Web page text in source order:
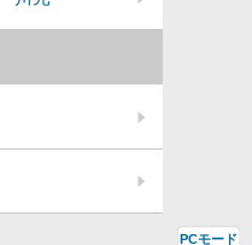
PCモード